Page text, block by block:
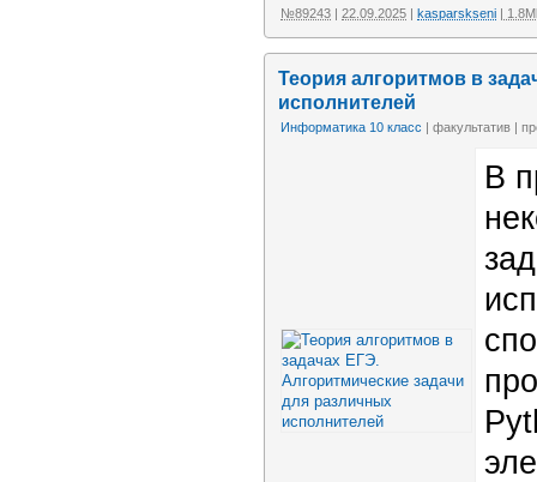
№89243 22.09.2025 kasparskseni |
Теория алгоритмов в
исполнителей
Информатика 10 класс | факультатив |
В